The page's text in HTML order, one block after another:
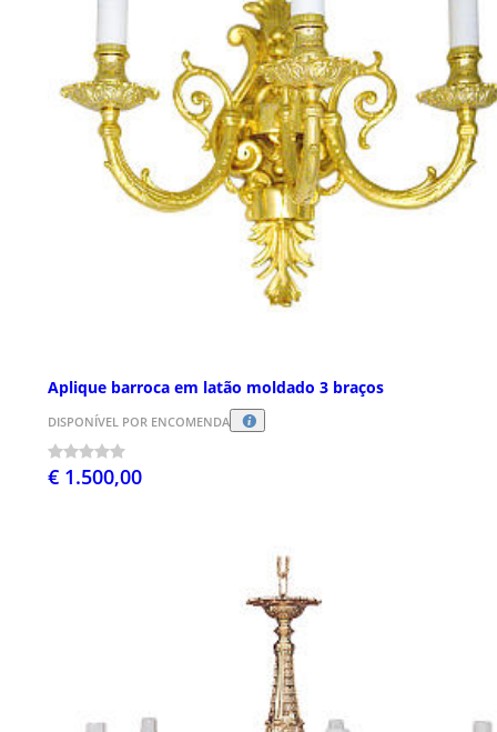
Aplique barroca em latão moldado 3 braços
DISPONÍVEL POR ENCOMENDA
€ 1.500,00